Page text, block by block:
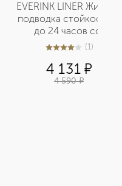
EVERINK LINER Жидкая
подводка стойкостью
до 24 часов со
сверхточным
4из 51 (1)
4 131 ¤
4 590 ¤